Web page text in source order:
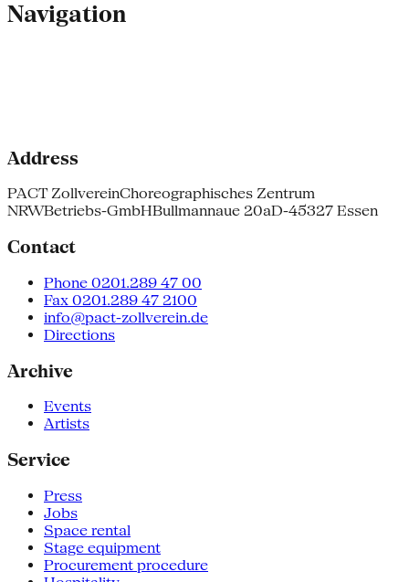
Navigation
Address
PACT ZollvereinChoreographisches Zentrum
NRWBetriebs-GmbHBullmannaue 20aD-45327 Essen
Contact
Phone 0201.289 47 00
Fax 0201.289 47 2100
info@pact-zollverein.de
Directions
Archive
Events
Artists
Service
Press
Jobs
Space rental
Stage equipment
Procurement procedure